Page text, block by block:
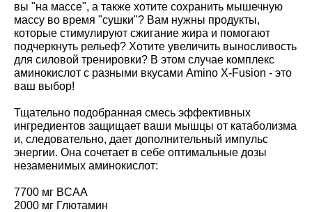
вы "на массе", а также хотите сохранить мышечную
массу во время "сушки"? Вам нужны продукты,
которые стимулируют сжигание жира и помогают
подчеркнуть рельеф? Хотите увеличить выносливость
для силовой тренировки? В этом случае комплекс
аминокислот с разными вкусами Amino X-Fusion - это
ваш выбор!
Тщательно подобранная смесь эффективных
ингредиентов защищает ваши мышцы от катаболизма
и, следовательно, дает дополнительный импульс
энергии. Она сочетает в себе оптимальные дозы
незаменимых аминокислот:
7700 мг BCAA
2000 мг Глютамин